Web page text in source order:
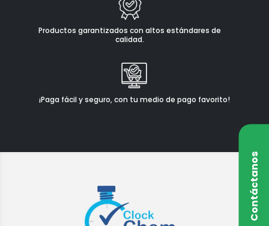
Productos garantizados con altos estándares de
calidad.
¡Paga fácil y seguro, con tu medio de pago favorito!
Contáctanos